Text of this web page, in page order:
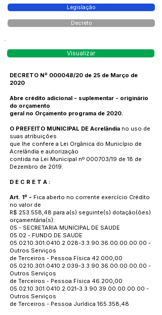
Legislação
Decreto
Visualizar
DECRETO Nº 000048/20 de 25 de Março de
2020
Abre crédito adicional - suplementar - originário
do orçamento
geral no Orçamento programa de 2020.
O PREFEITO MUNICIPAL DE Acrelândia no uso de
suas atribuições
que lhe confere a Lei Orgânica do Município de
Acrelândia e autorização
contida na Lei Municipal nº 000703/19 de 18 de
Dezembro de 2019.
D E C R E T A :
Art. 1º - Fica aberto no corrente exercício Crédito
no valor de
R$ 253.558,48 para a(s) seguinte(s) dotação(ões)
orçamentária(s):
05 - SECRETARIA MUNICIPAL DE SAUDE
05.02 - FUNDO DE SAUDE
05.02.10.301.0410.2.028-3.3.90.36.00.00.00.00 -
Outros Serviços
de Terceiros - Pessoa Física 42.000,00
05.02.10.301.0410.2.039-3.3.90.36.00.00.00.00 -
Outros Serviços
de Terceiros - Pessoa Física 46.200,00
05.02.10.301.0410.2.021-3.3.90.39.00.00.00.00 -
Outros Serviços
de Terceiros - Pessoa Jurídica 165.358,48